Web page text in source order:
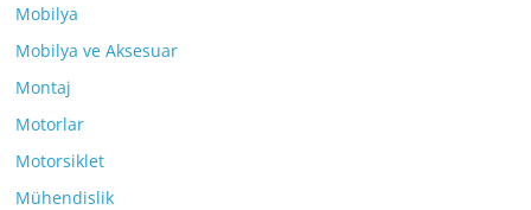
Mobilya
Mobilya ve Aksesuar
Montaj
Motorlar
Motorsiklet
Mühendislik